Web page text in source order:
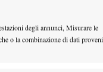
degli annunci, Misurare le
o la combinazione di dati
di
di
piacere